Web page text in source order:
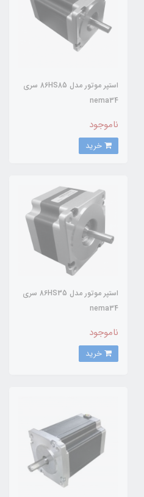
استپر موتور مدل 86HS85 سری
nema34
ناموجود
استپر موتور مدل 86HS35 سری
nema34
ناموجود